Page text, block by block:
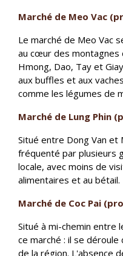
Marché de Meo Vac
Le marché de Meo Vac
au cœur des montagnes
Hmong, Dao, Tay et
aux buffles et aux
comme les légumes de
Marché de Lung Phin
Situé entre Dong Van et
fréquenté par plusieurs
locale, avec moins de
alimentaires et au bétail.
Marché de Coc Pai
Situé à mi-chemin entre
ce marché : il se
de la région. L'absence